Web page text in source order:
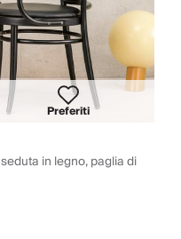
Preferiti
in legno, paglia di